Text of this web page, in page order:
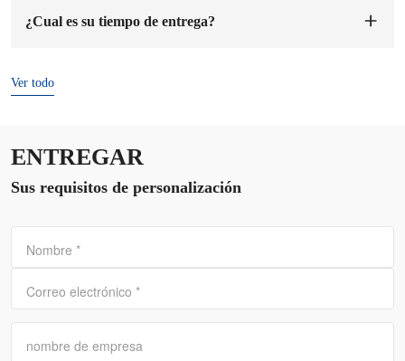
El tiempo de preparación de las muestras es de 1 a 7 días
¿Cual es su tiempo de entrega?
Ver todo
ENTREGAR
Sus requisitos de personalización
Nombre *
Correo electrónico *
nombre de empresa